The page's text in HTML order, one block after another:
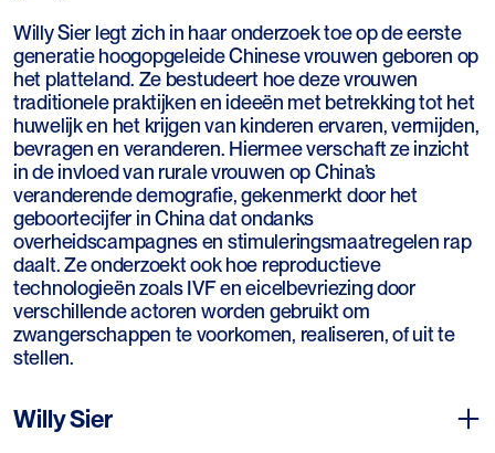
Willy Sier legt zich in haar onderzoek toe op de eerste
generatie hoogopgeleide Chinese vrouwen geboren op
het platteland. Ze bestudeert hoe deze vrouwen
traditionele praktijken en ideeën met betrekking tot het
huwelijk en het krijgen van kinderen ervaren, vermijden,
bevragen en veranderen. Hiermee verschaft ze inzicht
in de invloed van rurale vrouwen op China’s
veranderende demografie, gekenmerkt door het
geboortecijfer in China dat ondanks
overheidscampagnes en stimuleringsmaatregelen rap
daalt. Ze onderzoekt ook hoe reproductieve
technologieën zoals IVF en eicelbevriezing door
verschillende actoren worden gebruikt om
zwangerschappen te voorkomen, realiseren, of uit te
stellen.
Willy Sier